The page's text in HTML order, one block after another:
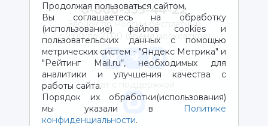
Продолжая пользоваться сайтом,
Вы соглашаетесь на обработку
(использование) файлов cookies и
пользовательских данных с помощью
метрических систем - "Яндекс Метрика" и
"Рейтинг Mail.ru“, необходимых для
аналитики и улучшения качества с
работы сайта.
Порядок их обработки(использования)
мы указали в
Политике
конфиденциальности.
8-800-333-44-22
Звонок по России бесплатный
с 9:00 до 21:00 (время московское)
Чат с поддержкой